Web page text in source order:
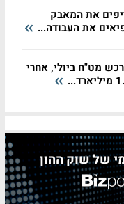
את המאבק
את העבודה...
מט"ח ביולי, אחרי
של שוק ההון